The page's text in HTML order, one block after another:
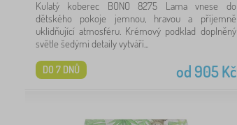
Kulatý koberec BONO 8275 Lama vnese do
dětského pokoje jemnou, hravou a příjemně
uklidňující atmosféru. Krémový podklad doplněný
světle šedými detaily vytváří...
od 905Kč
DO 7 DNŮ